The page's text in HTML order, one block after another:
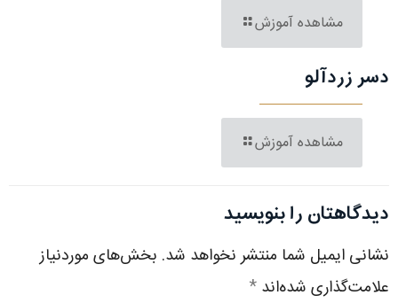
مشاهده آموزش
دسر زردآلو
مشاهده آموزش
دیدگاهتان را بنویسید
نشانی ایمیل شما منتشر نخواهد شد. بخش‌های موردنیاز
علامت‌گذاری شده‌اند *